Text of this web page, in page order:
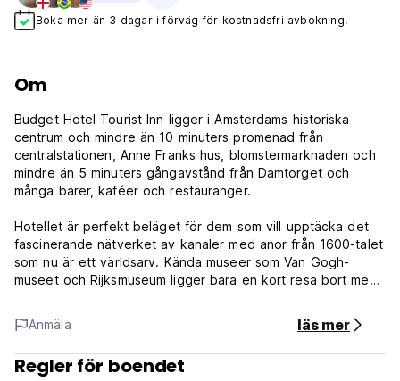
Boka mer än 3 dagar i förväg för kostnadsfri avbokning.
Om
Budget Hotel Tourist Inn ligger i Amsterdams historiska
centrum och mindre än 10 minuters promenad från
centralstationen, Anne Franks hus, blomstermarknaden och
mindre än 5 minuters gångavstånd från Damtorget och
många barer, kaféer och restauranger.
Hotellet är perfekt beläget för dem som vill upptäcka det
fascinerande nätverket av kanaler med anor från 1600-talet
som nu är ett världsarv. Kända museer som Van Gogh-
museet och Rijksmuseum ligger bara en kort resa bort med
Tourist Inn erbjuder privata rum med eget badrum, sovsalar
och rum med delade faciliteter. Hotellet erbjuder boende
från 1 upp till 6 gäster.
Anmäla läs mer
Regler för boendet